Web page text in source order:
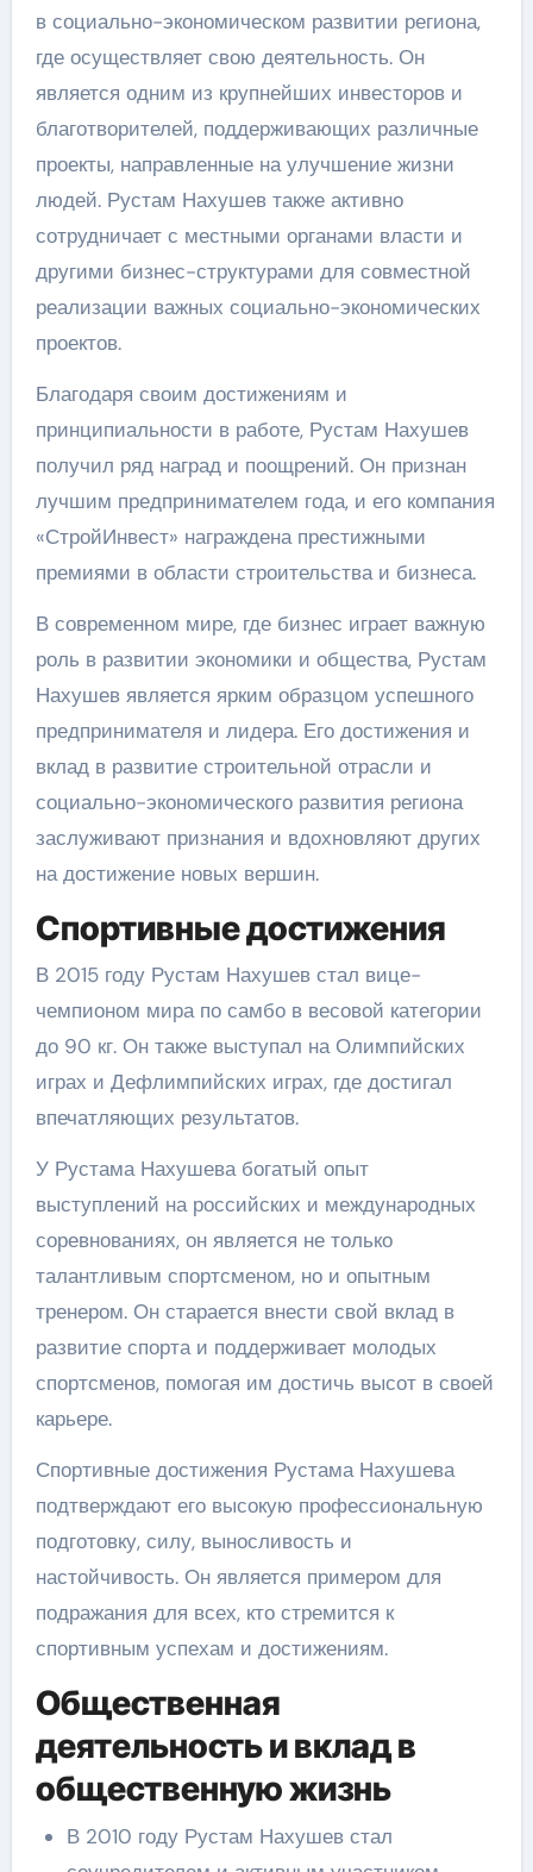
в социально-экономическом развитии региона,
где осуществляет свою деятельность. Он
является одним из крупнейших инвесторов и
благотворителей, поддерживающих различные
проекты, направленные на улучшение жизни
людей. Рустам Нахушев также активно
сотрудничает с местными органами власти и
другими бизнес-структурами для совместной
реализации важных социально-экономических
проектов.
Благодаря своим достижениям и
принципиальности в работе, Рустам Нахушев
получил ряд наград и поощрений. Он признан
лучшим предпринимателем года, и его компания
«СтройИнвест» награждена престижными
премиями в области строительства и бизнеса.
В современном мире, где бизнес играет важную
роль в развитии экономики и общества, Рустам
Нахушев является ярким образцом успешного
предпринимателя и лидера. Его достижения и
вклад в развитие строительной отрасли и
социально-экономического развития региона
заслуживают признания и вдохновляют других
на достижение новых вершин.
Спортивные достижения
В 2015 году Рустам Нахушев стал вице-
чемпионом мира по самбо в весовой категории
до 90 кг. Он также выступал на Олимпийских
играх и Дефлимпийских играх, где достигал
впечатляющих результатов.
У Рустама Нахушева богатый опыт
выступлений на российских и международных
соревнованиях, он является не только
талантливым спортсменом, но и опытным
тренером. Он старается внести свой вклад в
развитие спорта и поддерживает молодых
спортсменов, помогая им достичь высот в своей
карьере.
Спортивные достижения Рустама Нахушева
подтверждают его высокую профессиональную
подготовку, силу, выносливость и
настойчивость. Он является примером для
подражания для всех, кто стремится к
спортивным успехам и достижениям.
Общественная
деятельность и вклад в
общественную жизнь
В 2010 году Рустам Нахушев стал